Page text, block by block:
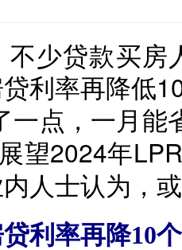
贷款买房
利率再降低
点，一月能
望2024年
人士认为，
利率再降10